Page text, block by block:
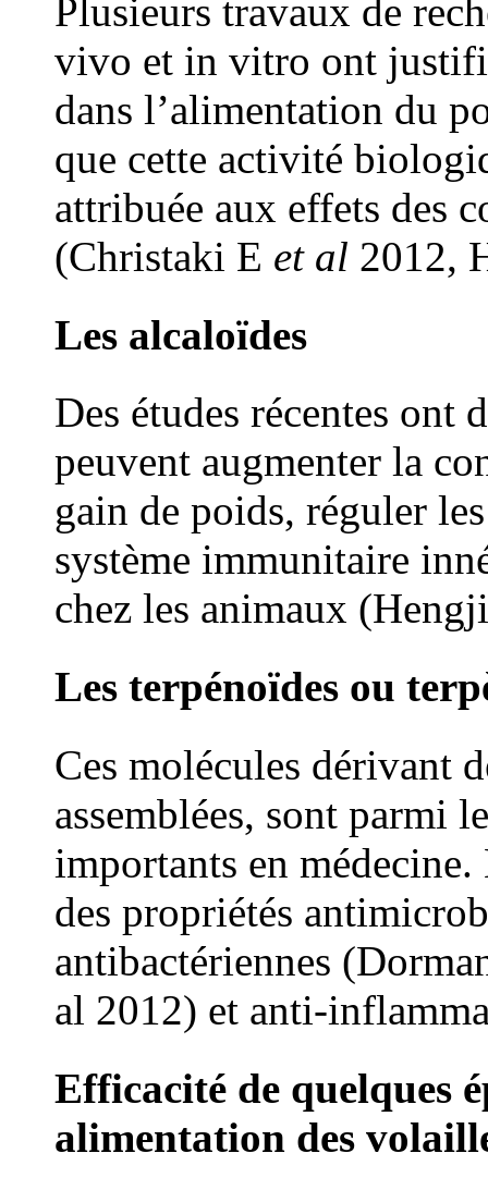
Plusieurs travaux de
vivo et in vitro ont
dans l’alimentation du
que cette activité
attribuée aux effets des
(Christaki E et al 2012,
Les alcaloïdes
Des études récentes ont
peuvent augmenter la
gain de poids, réguler
système immunitaire
chez les animaux
Les terpénoïdes ou
Ces molécules dérivant
assemblées, sont parmi
importants en médecine.
des propriétés
antibactériennes
al 2012) et anti-
Efficacité de quelques
alimentation des